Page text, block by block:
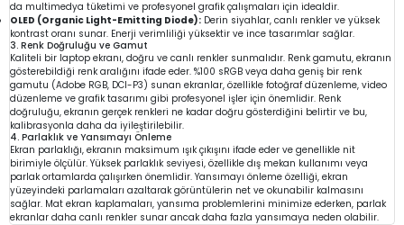
da multimedya tüketimi ve profesyonel grafik çalışmaları için idealdir.
OLED (Organic Light-Emitting Diode): Derin siyahlar, canlı renkler ve yüksek
kontrast oranı sunar. Enerji verimliliği yüksektir ve ince tasarımlar sağlar.
3. Renk Doğruluğu ve Gamut
Kaliteli bir laptop ekranı, doğru ve canlı renkler sunmalıdır. Renk gamutu, ekranın
gösterebildiği renk aralığını ifade eder. %100 sRGB veya daha geniş bir renk
gamutu (Adobe RGB, DCI-P3) sunan ekranlar, özellikle fotoğraf düzenleme, video
düzenleme ve grafik tasarımı gibi profesyonel işler için önemlidir. Renk
doğruluğu, ekranın gerçek renkleri ne kadar doğru gösterdiğini belirtir ve bu,
kalibrasyonla daha da iyileştirilebilir.
4. Parlaklık ve Yansımayı Önleme
Ekran parlaklığı, ekranın maksimum ışık çıkışını ifade eder ve genellikle nit
birimiyle ölçülür. Yüksek parlaklık seviyesi, özellikle dış mekan kullanımı veya
parlak ortamlarda çalışırken önemlidir. Yansımayı önleme özelliği, ekran
yüzeyindeki parlamaları azaltarak görüntülerin net ve okunabilir kalmasını
sağlar. Mat ekran kaplamaları, yansıma problemlerini minimize ederken, parlak
ekranlar daha canlı renkler sunar ancak daha fazla yansımaya neden olabilir.